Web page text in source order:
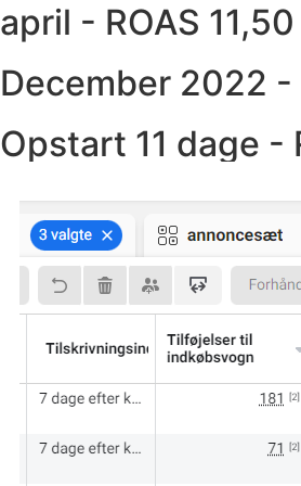
april - ROAS 11,50
December 2022 -
Opstart 11 dage -